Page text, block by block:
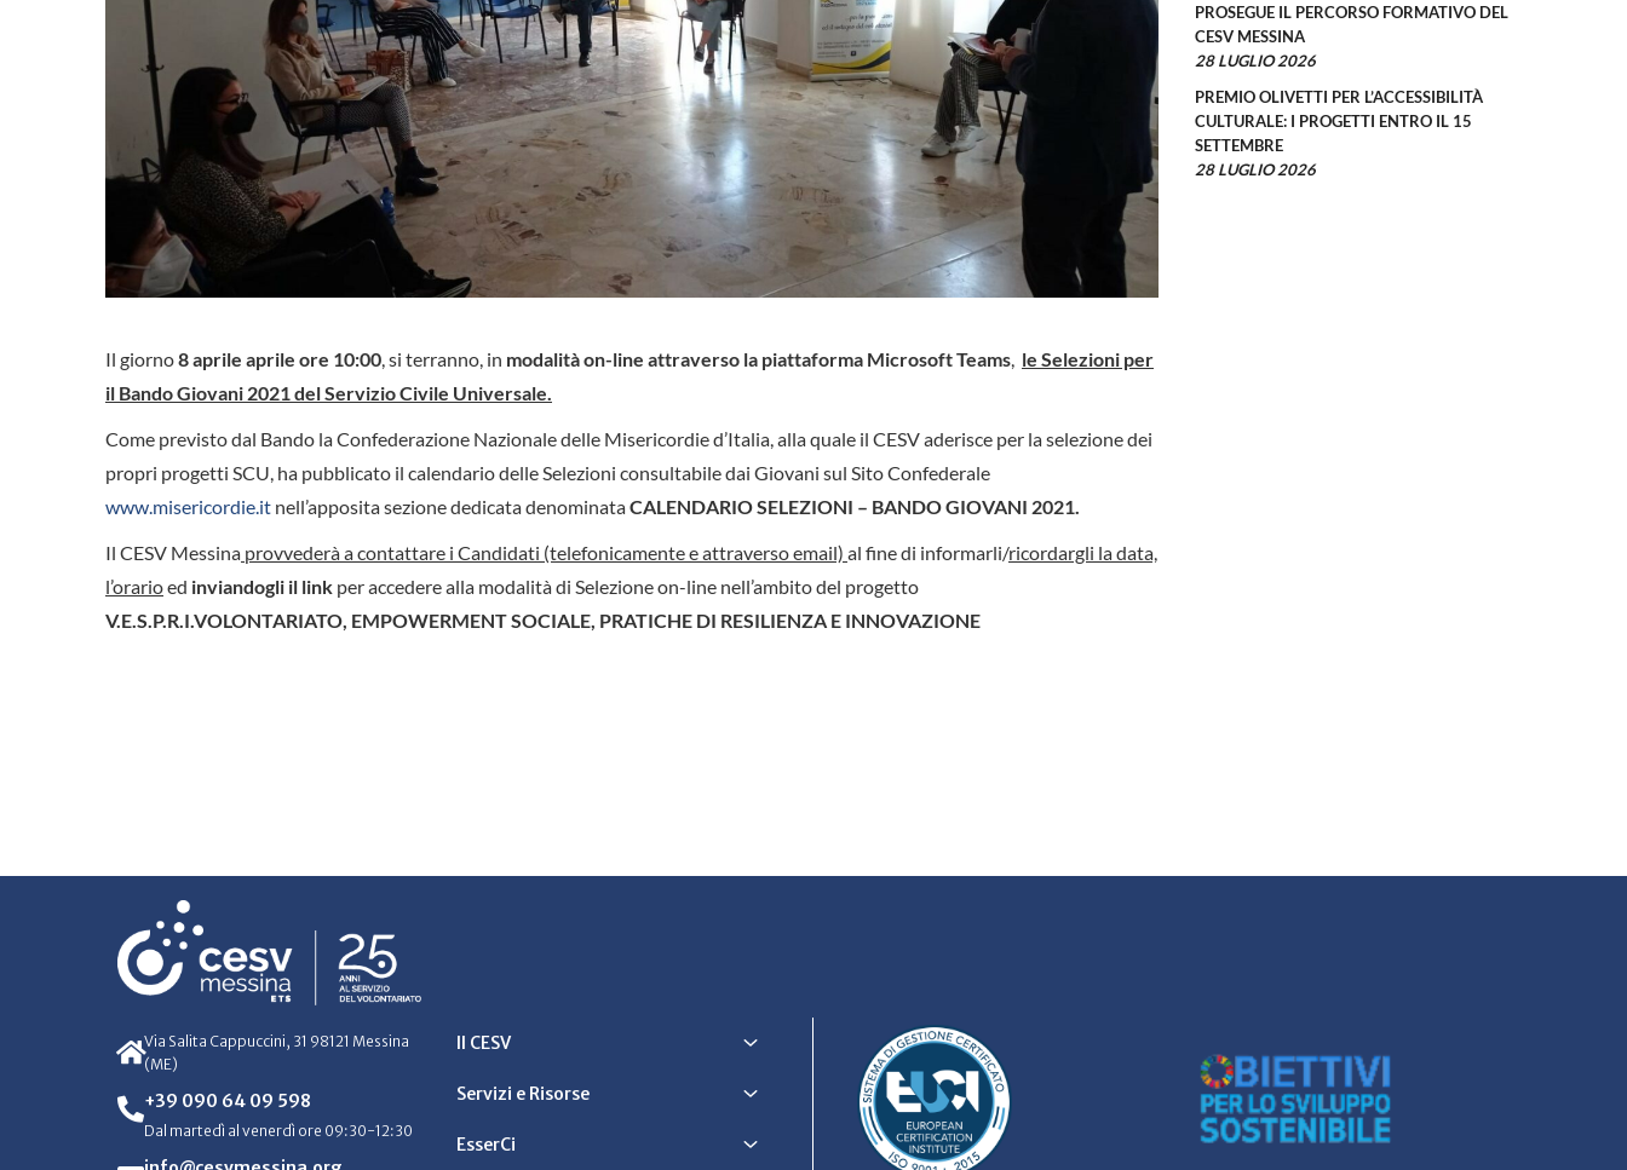
Il giorno8 aprile aprile ore 10:00 , si terranno, in modalità on-line attraverso la piattaforma Microsoft Teams le Selezioni per
il Bando Giovani 2021 del Servizio Civile Universale.
Come previsto dal Bando la Confederazione Nazionale delle Misericordie d’Italia, alla quale il CESV aderisce per la selezione dei
propri progetti SCU, ha pubblicato il calendario delle Selezioni consultabile dai Giovani sul Sito Confederale
www.misericordie.it nell’apposita sezione dedicata denominataCALENDARIO SELEZIONI – BANDO GIOVANI 2021.
Il CESV Messina provvederà a contattare i Candidati (telefonicamente e attraverso email) al fine di informarli/ricordargli la data,
l’orarioed inviandogli il link per accedere alla modalità di Selezione on-line nell’ambito del progetto
V.E.S.P.R.I.VOLONTARIATO, EMPOWERMENT SOCIALE, PRATICHE DI RESILIENZA E INNOVAZIONE
PROSEGUE IL PERCORSO FORMATIVO DEL
CESV MESSINA
28 LUGLIO 2026
PREMIO OLIVETTI PER L’ACCESSIBILITÀ
CULTURALE: I PROGETTI ENTRO IL 15
SETTEMBRE
28 LUGLIO 2026
Via Salita Cappuccini, 31 98121 Messina
(ME)
+39 090 64 09 598
Dal martedì al venerdì ore 09:30-12:30
Il CESV
Servizi e Risorse
EsserCi